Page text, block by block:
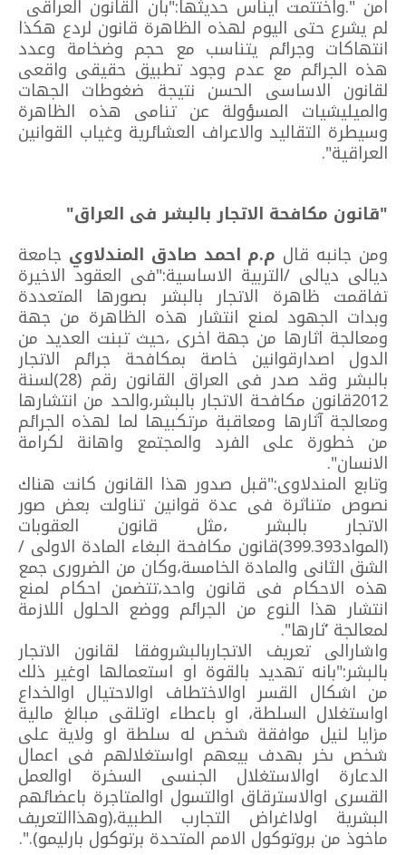
امن ".واختتمت ايناس حديثها:"بان القانون العراقى
لم يشرع حتى اليوم لهذه الظاهرة قانون لردع هكذا
انتهاكات وجرائم يتناسب مع حجم وضخامة وعدد
هذه الجرائم مع عدم وجود تطبيق حقيقى واقعى
لقانون الاساسى الحسن نتيجة ضغوطات الجهات
والميليشيات المسؤولة عن تنامى هذه الظاهرة
وسيطرة التقاليد والاعراف العشائرية وغياب القوانين
العراقية".
"قانون مكافحة الاتجار بالبشر فى العراق"
ومن جانبه قال م.م احمد صادق المندلاوي جامعة
ديالى ديالى /التربية الاساسية:"فى العقود الاخيرة
تفاقمت ظاهرة الاتجار بالبشر بصورها المتعددة
وبدات الجهود لمنع انتشار هذه الظاهرة من جهة
ومعالجة اثارها من جهة اخرى ،حيث تبنت العديد من
الدول اصدارقوانين خاصة بمكافحة جرائم الاتجار
بالبشر وقد صدر فى العراق القانون رقم (28)لسنة
2012قانون مكافحة الاتجار بالبشر،والحد من انتشارها
ومعالجة آثارها ومعاقبة مرتكبيها لما لهذه الجرائم
من خطورة على الفرد والمجتمع واهانة لكرامة
الانسان".
وتابع المندلاوى:"قبل صدور هذا القانون كانت هناك
نصوص متناثرة فى عدة قوانين تناولت بعض صور
الاتجار بالبشر ،مثل قانون العقوبات
(المواد399.393)قانون مكافحة البغاء المادة الاولى /
الشق الثانى والمادة الخامسة،وكان من الضرورى جمع
هذه الاحكام فى قانون واحد،تتضمن احكام لمنع
انتشار هذا النوع من الجرائم ووضع الحلول اللازمة
لمعالجة ’ثارها".
واشارالى تعريف الاتجاربالبشروفقا لقانون الاتجار
بالبشر:"بانه تهديد بالقوة او استعمالها اوغير ذلك
من اشكال القسر اوالاختطاف اوالاحتيال اوالخداع
اواستغلال السلطة، او باعطاء اوتلقى مبالغ مالية
مزايا لنيل موافقة شخص له سلطة او ولاية على
شخص ىخر بهدف بيعهم اواستغلالهم فى اعمال
الدعارة اوالاستغلال الجنسى السخرة اوالعمل
القسرى اوالاسترقاق اوالتسول اوالمتاجرة باعضائهم
البشرية اولااغراض التجارب الطبية،(وهذاالتعريف
ماخوذ من بروتوكول الامم المتحدة برتوكول بارليمو).".